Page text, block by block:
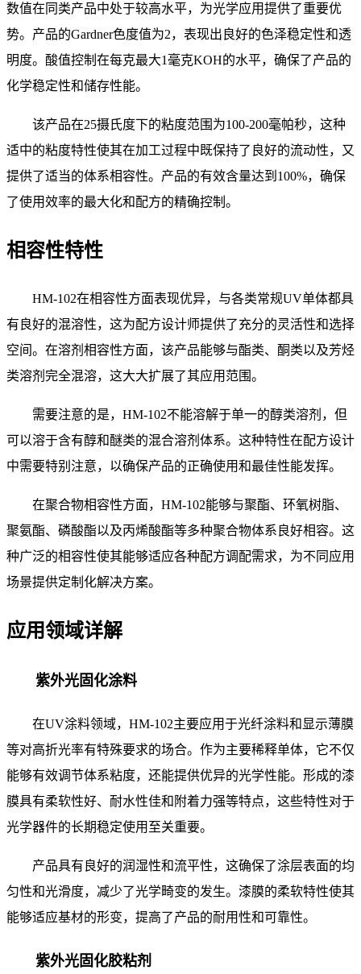
数值在同类产品中处于较高水平，为光学应用提供了重要优
势。产品的Gardner色度值为2，表现出良好的色泽稳定性和透
明度。酸值控制在每克最大1毫克KOH的水平，确保了产品的
化学稳定性和储存性能。
该产品在25摄氏度下的粘度范围为100-200毫帕秒，这种
适中的粘度特性使其在加工过程中既保持了良好的流动性，又
提供了适当的体系相容性。产品的有效含量达到100%，确保
了使用效率的最大化和配方的精确控制。
相容性特性
HM-102在相容性方面表现优异，与各类常规UV单体都具
有良好的混溶性，这为配方设计师提供了充分的灵活性和选择
空间。在溶剂相容性方面，该产品能够与酯类、酮类以及芳烃
类溶剂完全混溶，这大大扩展了其应用范围。
需要注意的是， HM-102不能溶解于单一的醇类溶剂，但
可以溶于含有醇和醚类的混合溶剂体系。这种特性在配方设计
中需要特别注意，以确保产品的正确使用和最佳性能发挥。
在聚合物相容性方面， HM-102能够与聚酯、环氧树脂、
聚氨酯、磷酸酯以及丙烯酸酯等多种聚合物体系良好相容。这
种广泛的相容性使其能够适应各种配方调配需求，为不同应用
场景提供定制化解决方案。
应用领域详解
紫外光固化涂料
在UV涂料领域，HM-102主要应用于光纤涂料和显示薄膜
等对高折光率有特殊要求的场合。作为主要稀释单体，它不仅
能够有效调节体系粘度，还能提供优异的光学性能。形成的漆
膜具有柔软性好、耐水性佳和附着力强等特点，这些特性对于
光学器件的长期稳定使用至关重要。
产品具有良好的润湿性和流平性，这确保了涂层表面的均
匀性和光滑度，减少了光学畸变的发生。漆膜的柔软特性使其
能够适应基材的形变，提高了产品的耐用性和可靠性。
紫外光固化胶粘剂